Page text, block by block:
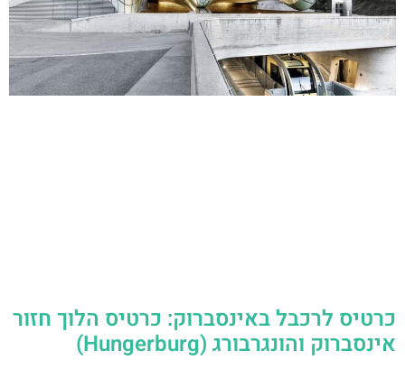
כרטיס לרכבל באינסברוק: כרטיס הלוך חזור
אינסברוק והונגרבורג (Hungerburg)